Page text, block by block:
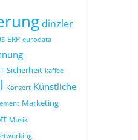
dinzler
ERP eurodata
Sicherheit kaffee
Konzert Künstliche
Marketing
Musik